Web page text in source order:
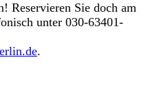
Reservieren Sie doch am
unter 030-63401-
.